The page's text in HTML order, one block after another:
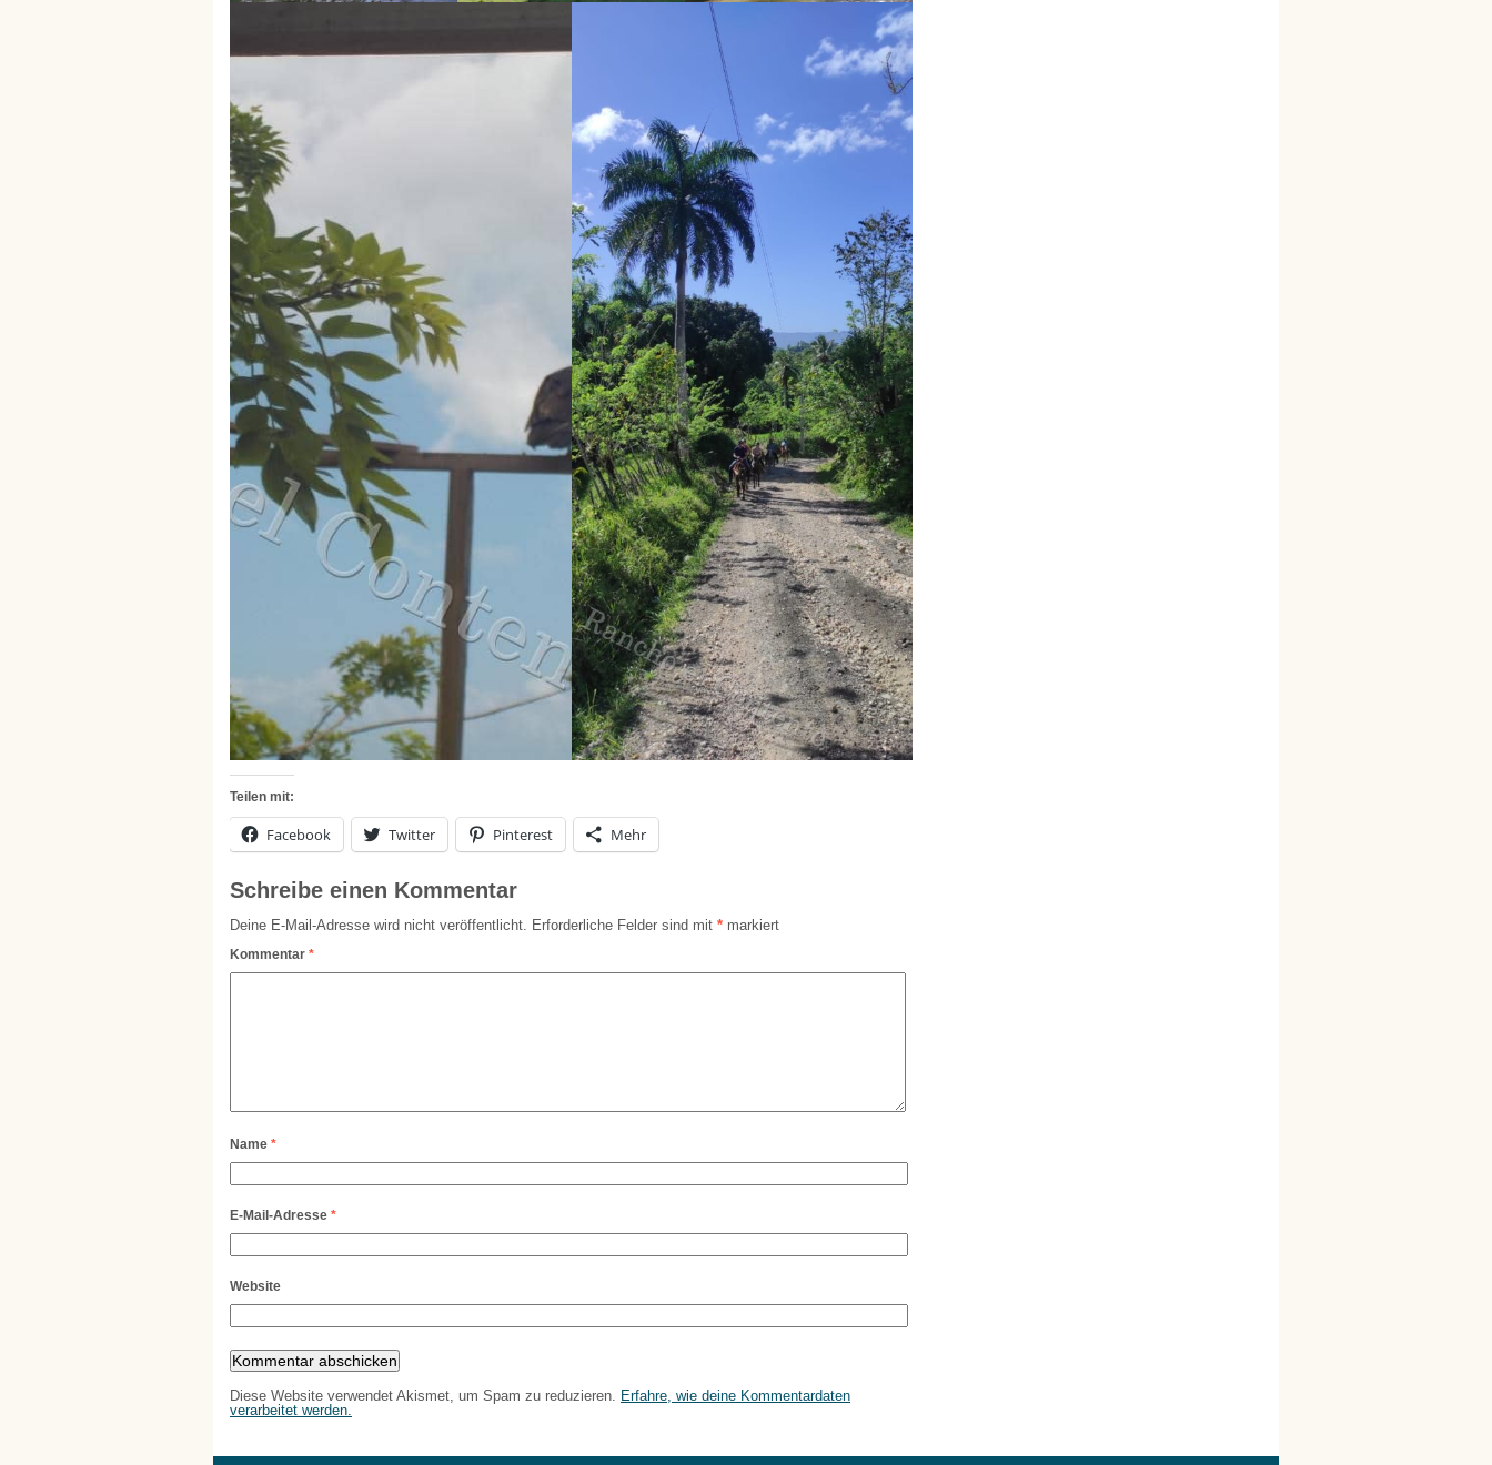
Teilen mit:
Facebook Twitter Pinterest Mehr
Schreibe einen Kommentar
Deine E-Mail-Adresse wird nicht veröffentlicht. Erforderliche Felder sind mit * markiert
Kommentar *
Name *
E-Mail-Adresse *
Website
Diese Website verwendet Akismet, um Spam zu reduzieren. Erfahre, wie deine Kommentardaten
verarbeitet werden.